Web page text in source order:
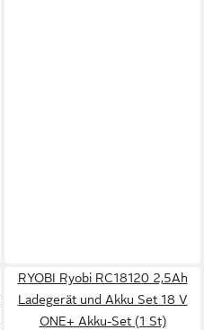
RYOBI Ryobi RC18120 2,5Ah
Ladegerät und Akku Set 18 V
ONE+ Akku-Set (1 St)